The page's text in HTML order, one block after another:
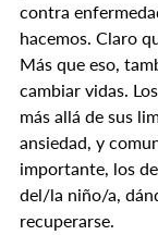
contra
hacemos. Claro
Más que eso,
cambiar vidas.
más allá de sus
ansiedad, y
importante, los
del/la niño/a,
recuperarse.